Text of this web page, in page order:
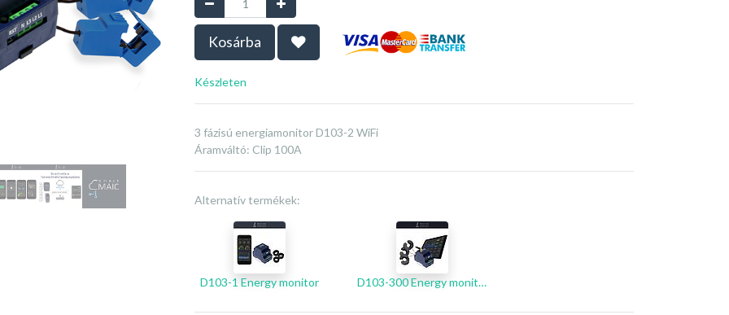
Kosárba
Készleten
3 fázisú energiamonitor D103-2 WiFi
Áramváltó: Clip 100A
Alternatív termékek:
D103-1 Energy monitor D103-300 Energy monitor